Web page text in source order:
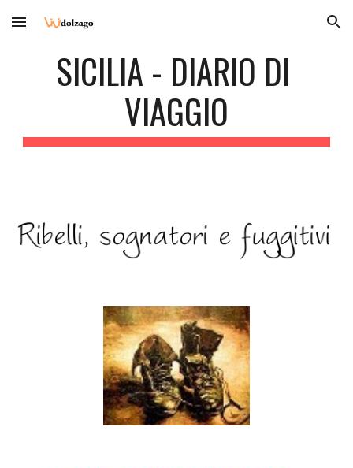
Skip to main content Skip to navigation
SICILIA - DIARIO DI
VIAGGIO